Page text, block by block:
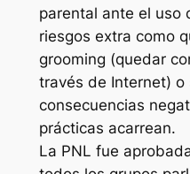
parental ante el uso
riesgos extra como
grooming (quedar
través de Internet) o
consecuencias
prácticas acarrean.
La PNL fue